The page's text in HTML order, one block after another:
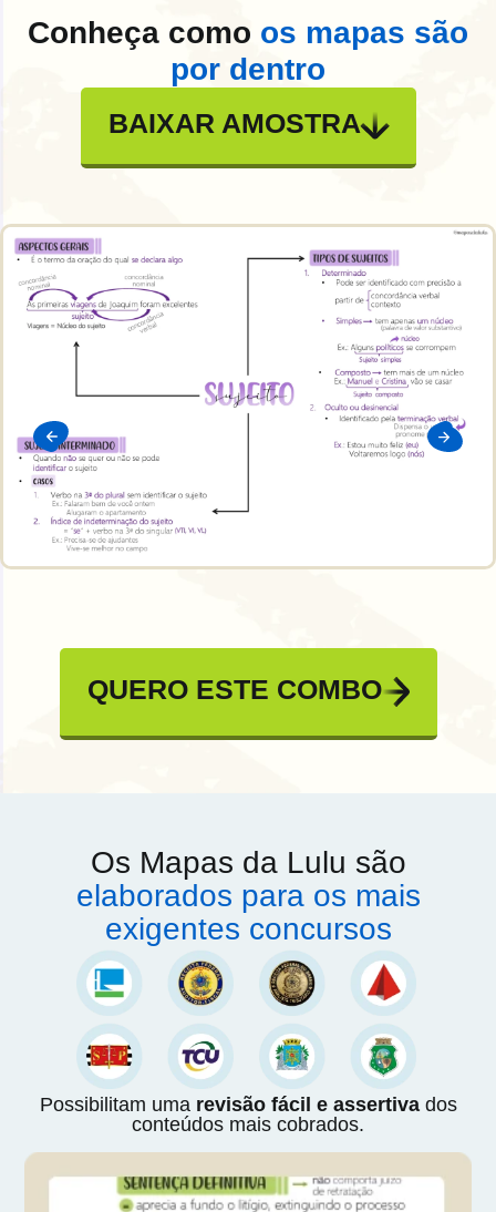
Conheça como os mapas são
por dentro
BAIXAR AMOSTRA
QUERO ESTE COMBO
Os Mapas da Lulu são
elaborados para os mais
exigentes concursos
Possibilitam uma revisão fácil e assertivados
conteúdos mais cobrados.